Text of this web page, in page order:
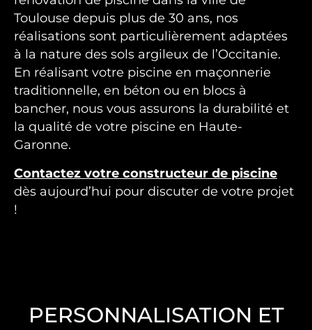
Toulouse depuis plus de 30 ans, nos
réalisations sont particulièrement adaptées
à la nature des sols argileux de l’Occitanie.
En réalisant votre piscine en maçonnerie
traditionnelle, en béton ou en blocs à
bancher, nous vous assurons la durabilité et
la qualité de votre piscine en Haute-
Garonne.
Contactez votre constructeur de piscine
dès aujourd’hui pour discuter de votre projet
!
PERSONNALISATION ET